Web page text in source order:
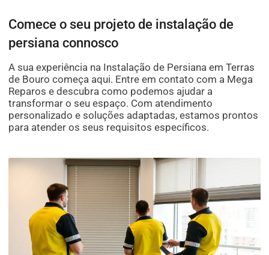
Comece o seu projeto de instalação de
persiana connosco
A sua experiência na Instalação de Persiana em Terras
de Bouro começa aqui. Entre em contato com a Mega
Reparos e descubra como podemos ajudar a
transformar o seu espaço. Com atendimento
personalizado e soluções adaptadas, estamos prontos
para atender os seus requisitos específicos.